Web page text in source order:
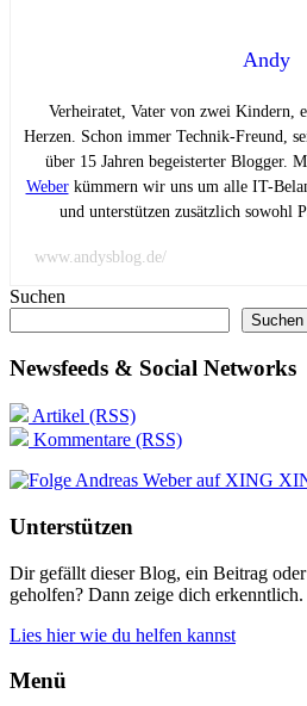
Andy
Verheiratet, Vater von zwei Kindern,
Herzen. Schon immer Technik-Freund,
über 15 Jahren begeisterter Blogger.
Weberkümmern wir uns um alle IT-
und unterstützen zusätzlich sowohl
www.andysblog.de/
Suchen
Suchen
Newsfeeds & Social Networks
Artikel (RSS)
Kommentare (RSS)
Unterstützen
Dir gefällt dieser Blog, ein Beitrag
geholfen? Dann zeige dich erkenntlich.
Lies hier wie du helfen kannst
Menü